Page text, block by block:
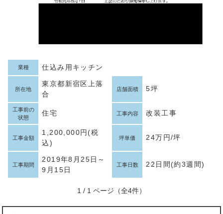
業種 仕込み用キッチン
所在地
東京都新宿区上落
合
店舗面積 5坪
工事前の
状態
住宅 工事内容 改装工事
工事金額
1,200,000円(税
込)
坪単価 24万円/坪
工事期間
2019年8月25日～
9月15日
工事日数 22日間(約3週間)
1 / 1 ページ（全4件）